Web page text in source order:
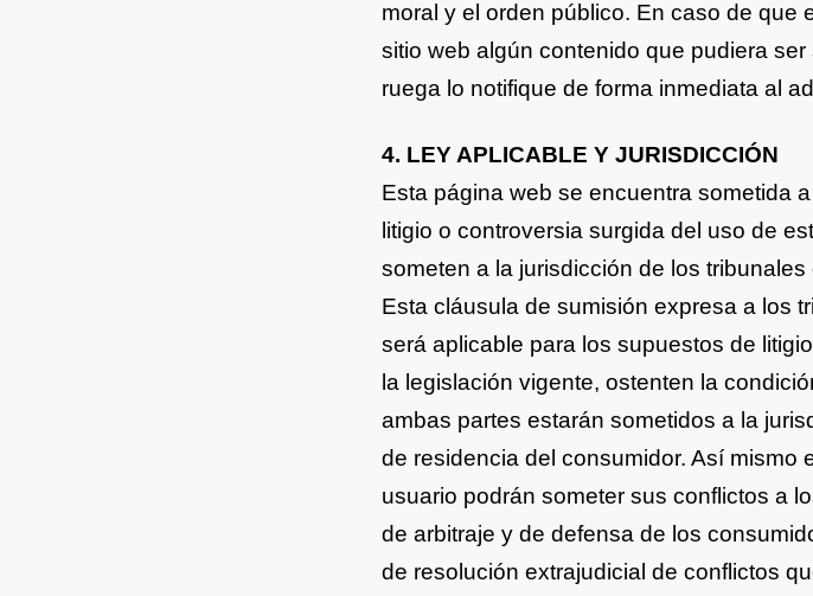
moral y el orden público. En caso de que
sitio web algún contenido que pudiera
ruega lo notifique de forma inmediata al
4. LEY APLICABLE Y JURISDICCIÓN
Esta página web se encuentra sometida
litigio o controversia surgida del uso de
someten a la jurisdicción de los
Esta cláusula de sumisión expresa a los
será aplicable para los supuestos de
la legislación vigente, ostenten la
ambas partes estarán sometidos a la
de residencia del consumidor. Así mismo
usuario podrán someter sus conflictos a
de arbitraje y de defensa de los
de resolución extrajudicial de conflictos